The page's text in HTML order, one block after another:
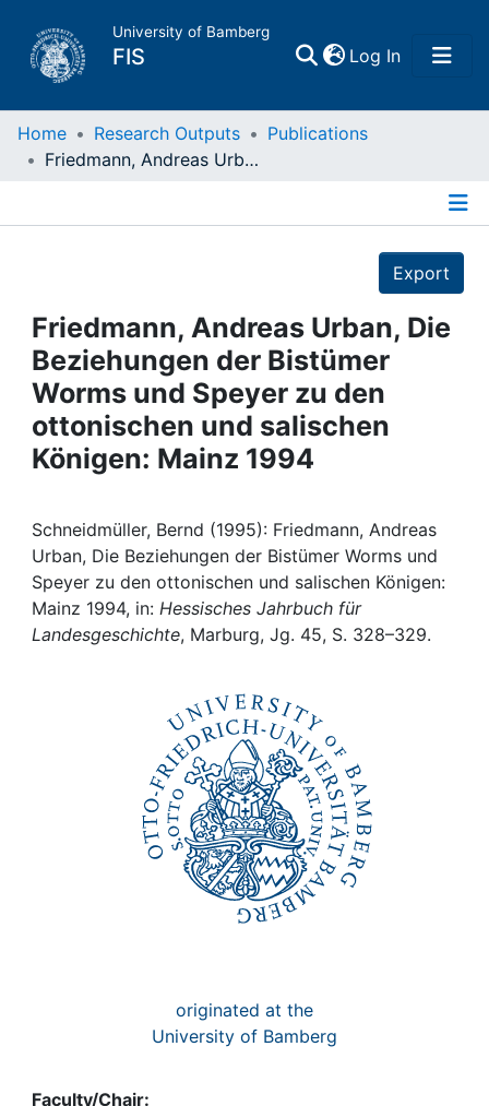
University of Bamberg
FIS Log In(current)
Home
Projects
People
Institutions
My FIS
Help
Home Research Outputs
Publications
Friedmann, Andreas Urban, Die Beziehungen der Bistümer Worms und Speyer zu den ottonischen und salischen Königen: Mainz 1994
Export
Friedmann, Andreas Urban, Die
Beziehungen der Bistümer
Worms und Speyer zu den
ottonischen und salischen
Königen: Mainz 1994
Schneidmüller, Bernd (1995): Friedmann, Andreas
Urban, Die Beziehungen der Bistümer Worms und
Speyer zu den ottonischen und salischen Königen:
Mainz 1994, in: Hessisches Jahrbuch für
Landesgeschichte, Marburg, Jg. 45, S. 328–329.
originated at the
University of Bamberg
Faculty/Chair: